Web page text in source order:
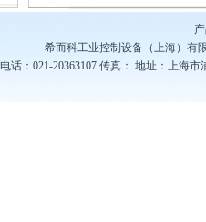
希而科工业控制设备（上海）有
电话：021-20363107 传真： 地址：上海市